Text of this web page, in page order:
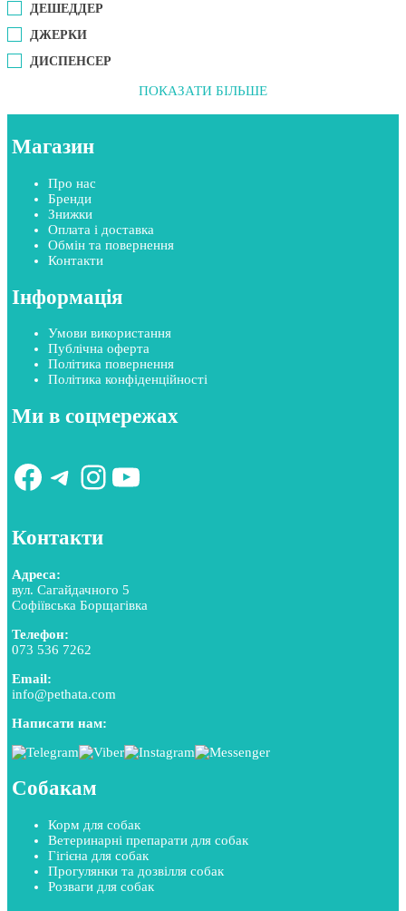
ДЕШЕДДЕР
ДЖЕРКИ
ДИСПЕНСЕР
ПОКАЗАТИ БІЛЬШЕ
Магазин
Про нас
Бренди
Знижки
Оплата і доставка
Обмін та повернення
Контакти
Інформація
Умови використання
Публічна оферта
Політика повернення
Політика конфіденційності
Ми в соцмережах
Facebook
Telegram
Instagram
YouTube
Контакти
Адреса:
вул. Сагайдачного 5
Софіївська Борщагівка
Телефон:
073 536 7262
Email:
info@pethata.com
Написати нам:
Собакам
Корм для собак
Ветеринарні препарати для собак
Гігієна для собак
Прогулянки та дозвілля собак
Розваги для собак